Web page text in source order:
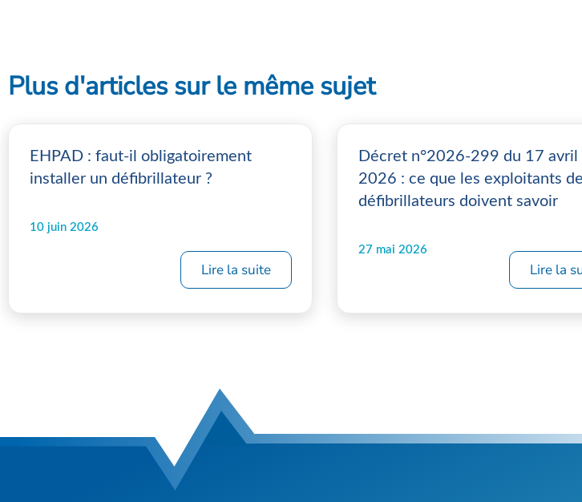
Plus d'articles sur le même sujet
EHPAD : faut-il obligatoirement
installer un défibrillateur ?
10 juin 2026
Lire la suite
Décret n°2026-299 du 17 avril
2026 : ce que les exploitants de
défibrillateurs doivent savoir
27 mai 2026
Lire la